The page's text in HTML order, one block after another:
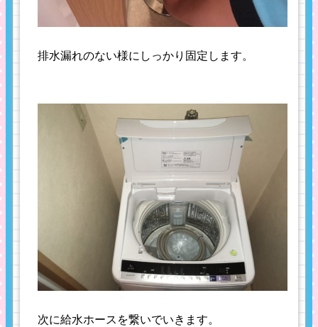
排水漏れのない様にしっかり固定します。
次に給水ホースを繋いでいきます。